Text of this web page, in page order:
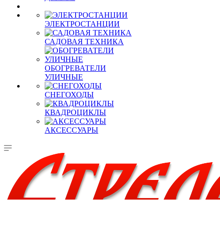
ЭЛЕКТРОСТАНЦИИ
САДОВАЯ ТЕХНИКА
ОБОГРЕВАТЕЛИ
УЛИЧНЫЕ
СНЕГОХОДЫ
КВАДРОЦИКЛЫ
АКСЕССУАРЫ